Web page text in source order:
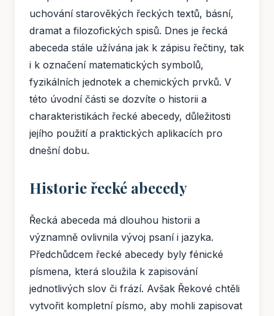
uchování starověkých řeckých textů, básní,
dramat a filozofických spisů. Dnes je řecká
abeceda stále užívána jak k zápisu řečtiny, tak
i k označení matematických symbolů,
fyzikálních jednotek a chemických prvků. V
této úvodní části se dozvíte o historii a
charakteristikách řecké abecedy, důležitosti
jejího použití a praktických aplikacích pro
dnešní dobu.
Historie řecké abecedy
Řecká abeceda má dlouhou historii a
významně ovlivnila vývoj psaní i jazyka.
Předchůdcem řecké abecedy byly fénické
písmena, která sloužila k zapisování
jednotlivých slov či frází. Avšak Řekové chtěli
vytvořit kompletní písmo, aby mohli zapisovat